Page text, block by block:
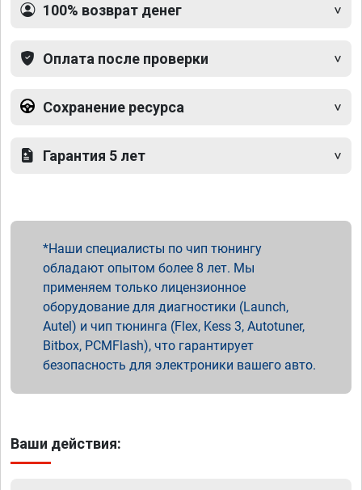
100% возврат денег
Оплата после проверки
Сохранение ресурса
Гарантия 5 лет
Наши специалисты по чип тюнингу
обладают опытом более 8 лет. Мы
применяем только лицензионное
оборудование для диагностики (Launch,
Autel) и чип тюнинга (Flex, Kess 3, Autotuner,
Bitbox, PCMFlash), что гарантирует
безопасность для электроники вашего авто.
Ваши действия: